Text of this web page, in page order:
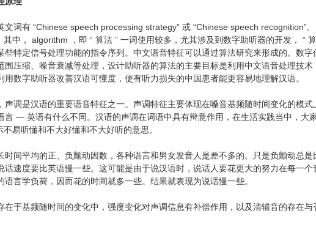
文词有 “Chinese speech processing strategy” 或 “Chinese speech recognition”,
其中， algorithm ，即 “ 算法 ” 一词使用较多，尤其涉及到数字助听器的开发， “
些特定信号处理功能的指令序列。中文语音特征可以通过算法研究来形成的。数
围压缩、噪音衰减等处理，设计助听器的算法的主要目标是利用中文语音处理技
用数字助听器改善汉语可懂度，使有听力损失的中国患者能更容易地理解汉语。
声调是汉语的重要语音特征之一。声调特征主要体现在嗓音基频随时间变化的模
言 — 英语有什么不同。汉语的声调在词语中具有辩意作用，在生活实践当中，大
不易听懂和不大好懂和不大好听的意思。
时间平均的正、负颤动因数，各种语言和男女发音人是差不多的。只是负颤动总
话速度要比英语慢一些。这可能是由于说汉语时，说话人要花更大的努力在每一
语言学负荷，因而花的时间就多一些。结果就表现为说话慢一些。
在于基频随时间的变化中，强度变化对声调信息有补偿作用，以及清辅音的存在与